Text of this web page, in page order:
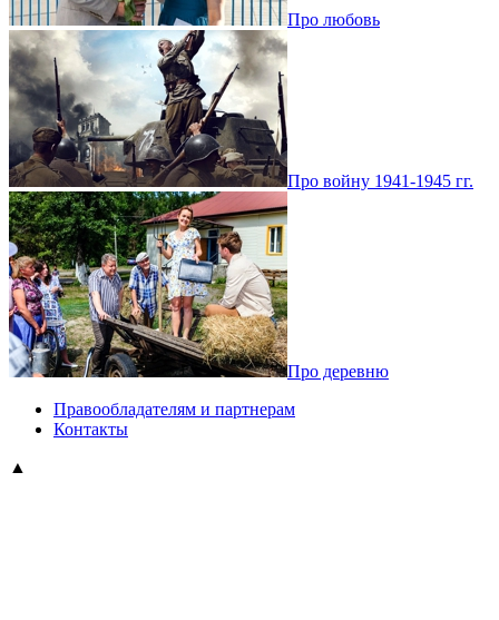
Про любовь
Про войну 1941-1945 гг.
Про деревню
Правообладателям и партнерам
Контакты
▲